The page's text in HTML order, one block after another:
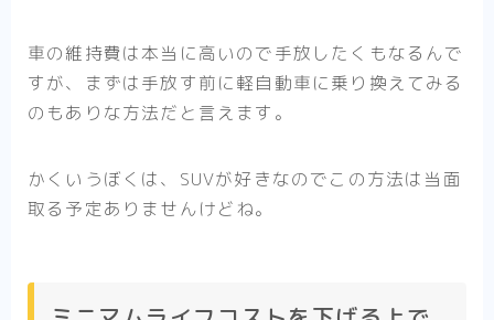
車の維持費は本当に高いので手放したくもなるんで
すが、まずは手放す前に軽自動車に乗り換えてみる
のもありな方法だと言えます。
かくいうぼくは、SUVが好きなのでこの方法は当面
取る予定ありませんけどね。